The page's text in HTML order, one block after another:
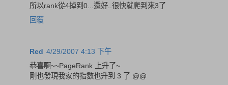
所以rank從4掉到0...還好..很快就爬到來3了
回覆
Red 4/29/2007 4:13 下午
恭喜啊~~PageRank 上升了~
剛也發現我家的指數也升到 3 了 @@